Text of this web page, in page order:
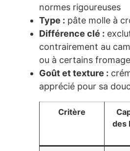
normes rigoureuses
Type : pâte molle à
Différence clé :
contrairement au
ou à certains
Goût et texture :
apprécié pour sa
Critère
des